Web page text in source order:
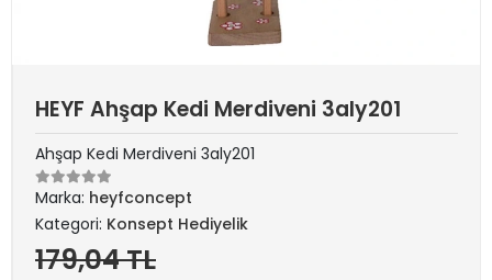
HEYF Ahşap Kedi Merdiveni 3aly201
Ahşap Kedi Merdiveni 3aly201
Marka: heyfconcept
Kategori: Konsept Hediyelik
179,04 TL